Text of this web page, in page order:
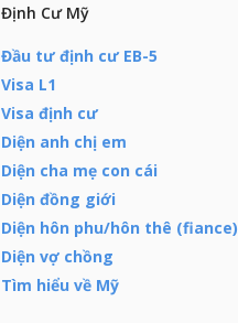
Định Cư Mỹ
Đầu tư định cư EB-5
Visa L1
Visa định cư
Diện anh chị em
Diện cha mẹ con cái
Diện đồng giới
Diện hôn phu/hôn thê (fiance)
Diện vợ chồng
Tìm hiểu về Mỹ